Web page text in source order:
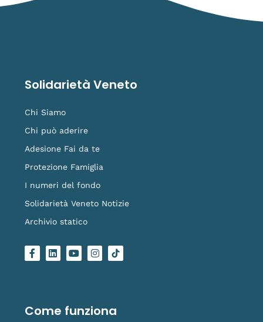
Solidarietà Veneto
Chi Siamo
Chi può aderire
Adesione Fai da te
Protezione Famiglia
I numeri del fondo
Solidarietà Veneto Notizie
Archivio statico
F
a
o
k
L
i
i
n
Y
o
e
I
n
r
a
L
o
i
k
Come funziona